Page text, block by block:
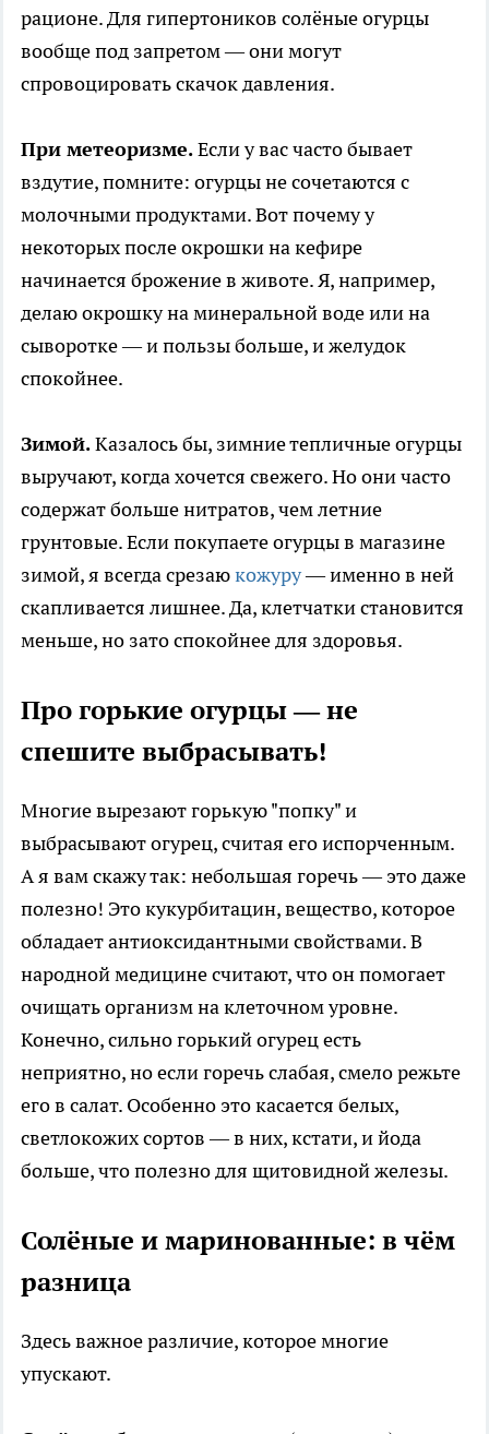
рационе. Для гипертоников солёные огурцы
вообще под запретом — они могут
спровоцировать скачок давления.
При метеоризме.Если у вас часто бывает
вздутие, помните: огурцы не сочетаются с
молочными продуктами. Вот почему у
некоторых после окрошки на кефире
начинается брожение в животе. Я, например,
делаю окрошку на минеральной воде или на
сыворотке — и пользы больше, и желудок
спокойнее.
Зимой.Казалось бы, зимние тепличные огурцы
выручают, когда хочется свежего. Но они часто
содержат больше нитратов, чем летние
грунтовые. Если покупаете огурцы в магазине
зимой, я всегда срезаюкожуру— именно в ней
скапливается лишнее. Да, клетчатки становится
меньше, но зато спокойнее для здоровья.
Про горькие огурцы — не
спешите выбрасывать!
Многие вырезают горькую "попку" и
выбрасывают огурец, считая его испорченным.
А я вам скажу так: небольшая горечь — это даже
полезно! Это кукурбитацин, вещество, которое
обладает антиоксидантными свойствами. В
народной медицине считают, что он помогает
очищать организм на клеточном уровне.
Конечно, сильно горький огурец есть
неприятно, но если горечь слабая, смело режьте
его в салат. Особенно это касается белых,
светлокожих сортов — в них, кстати, и йода
больше, что полезно для щитовидной железы.
Солёные и маринованные: в чём
разница
Здесь важное различие, которое многие
упускают.